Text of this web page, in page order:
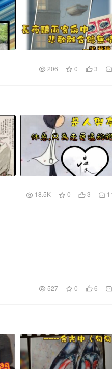
206 0 3
18.5K 0 3
527 0 6